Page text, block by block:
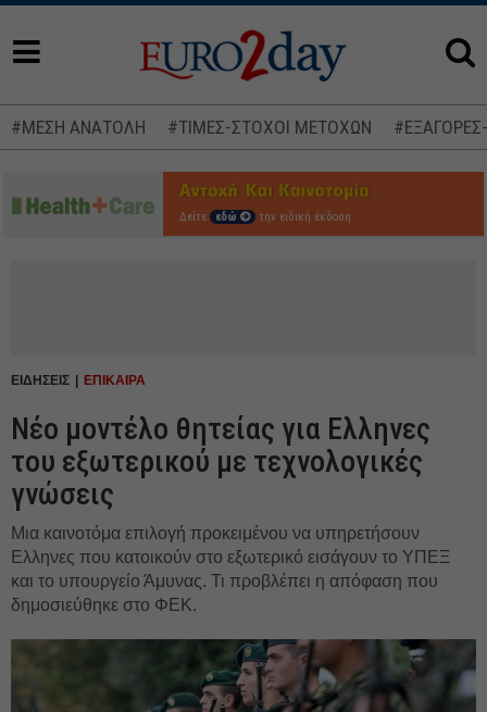
#ΜΕΣΗ ΑΝΑΤΟΛΗ #ΤΙΜΕΣ-ΣΤΟΧΟΙ ΜΕΤΟΧΩΝ
Δείτε εδώ την ειδική έκδοση
ΕΙΔΗΣΕΙΣ ΕΠΙΚΑΙΡΑ
Νέο μοντέλο θητείας για Ελληνες
του εξωτερικού με τεχνολογικές
γνώσεις
Μια καινοτόμα επιλογή προκειμένου να υπηρετήσουν
Ελληνες που κατοικούν στο εξωτερικό εισάγουν το ΥΠΕΞ
και το υπουργείο Άμυνας. Τι προβλέπει η απόφαση που
δημοσιεύθηκε στο ΦΕΚ.